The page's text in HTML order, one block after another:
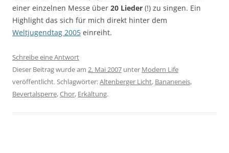
einer einzelnen Messe über 20 Lieder (!) zu singen. Ein
Highlight das sich für mich direkt hinter dem
Weltjugendtag 2005 einreiht.
Schreibe eine Antwort
Dieser Beitrag wurde am 2. Mai 2007 unter Modern Life
veröffentlicht. Schlagwörter:Altenberger Licht, Bananeneis,
Bevertalsperre,Chor, Erkältung.